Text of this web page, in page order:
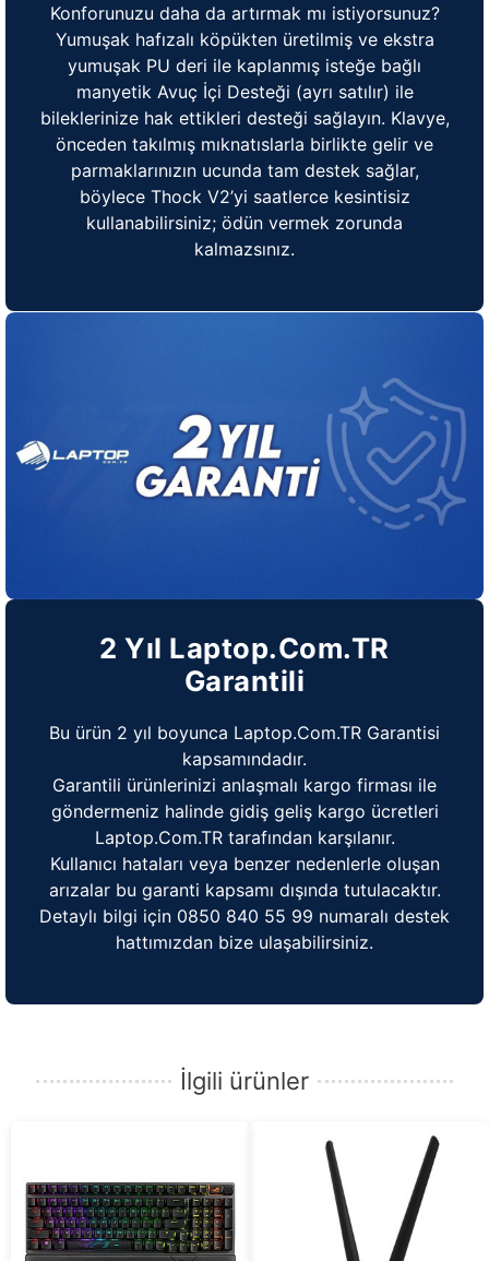
Konforunuzu daha da artırmak mı istiyorsunuz?
Yumuşak hafızalı köpükten üretilmiş ve ekstra
yumuşak PU deri ile kaplanmış isteğe bağlı
manyetik Avuç İçi Desteği (ayrı satılır) ile
bileklerinize hak ettikleri desteği sağlayın. Klavye,
önceden takılmış mıknatıslarla birlikte gelir ve
parmaklarınızın ucunda tam destek sağlar,
böylece Thock V2’yi saatlerce kesintisiz
kullanabilirsiniz; ödün vermek zorunda
kalmazsınız.
2 Yıl Laptop.Com.TR
Garantili
Bu ürün 2 yıl boyunca Laptop.Com.TR Garantisi
kapsamındadır.
Garantili ürünlerinizi anlaşmalı kargo firması ile
göndermeniz halinde gidiş geliş kargo ücretleri
Laptop.Com.TR tarafından karşılanır.
Kullanıcı hataları veya benzer nedenlerle oluşan
arızalar bu garanti kapsamı dışında tutulacaktır.
Detaylı bilgi için 0850 840 55 99 numaralı destek
hattımızdan bize ulaşabilirsiniz.
İlgili ürünler